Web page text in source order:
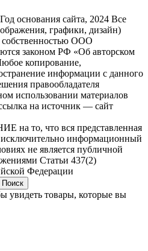
основания сайта, 2024 Все
графики, дизайн)
собственностью ООО
законом РФ «Об авторском
копирование,
информации с данного
правообладателя
использовании материалов
на источник — сайт
то, что вся представленная
информационный
не является публичной
Статьи 437(2)
Федерации
Поиск
увидеть товары, которые вы